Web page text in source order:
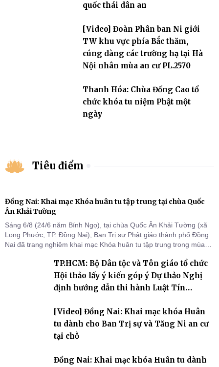
quốc thái dân an
[Video] Đoàn Phân ban Ni giới
TW khu vực phía Bắc thăm,
cúng dàng các trường hạ tại Hà
Nội nhân mùa an cư PL.2570
Thanh Hóa: Chùa Đống Cao tổ
chức khóa tu niệm Phật một
ngày
Tiêu điểm
Đồng Nai: Khai mạc Khóa huân tu tập trung tại chùa Quốc
Ân Khải Tường
Sáng 6/8 (24/6 năm Bính Ngọ), tại chùa Quốc Ân Khải Tường (xã
Long Phước, TP. Đồng Nai), Ban Trị sự Phật giáo thành phố Đồng
Nai đã trang nghiêm khai mạc Khóa huân tu tập trung trong mùa
chỗ khu vực VII, VIII và trường hạ chùa Quốc Ân Khải Tường.
TP.HCM: Bộ Dân tộc và Tôn giáo tổ chức
Hội thảo lấy ý kiến góp ý Dự thảo Nghị
định hướng dẫn thi hành Luật Tín
[Video] Đồng Nai: Khai mạc khóa Huân
tu dành cho Ban Trị sự và Tăng Ni an cư
tại chỗ
Đồng Nai: Khai mạc khóa Huân tu dành